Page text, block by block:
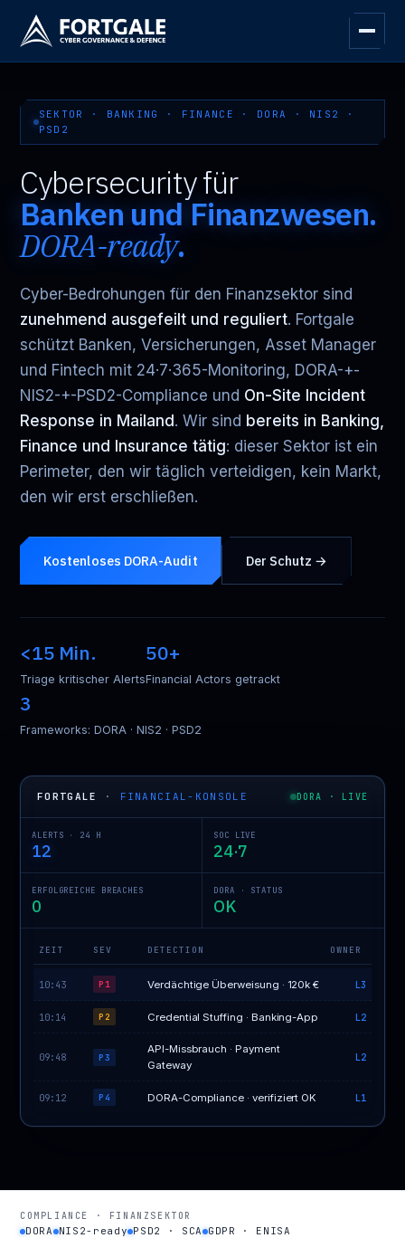
SEKTOR · BANKING · FINANCE · DORA · NIS2 ·
PSD2
Cybersecurity für
Banken und Finanzwesen.
DORA-ready.
Cyber-Bedrohungen für den Finanzsektor sind
zunehmend ausgefeilt und reguliert. Fortgale
schützt Banken, Versicherungen, Asset Manager
und Fintech mit 24·7·365-Monitoring, DORA-+-
NIS2-+-PSD2-Compliance und On-Site Incident
Response in Mailand . Wir sind bereits in Banking,
Finance und Insurance tätig: dieser Sektor ist ein
Perimeter, den wir täglich verteidigen, kein Markt,
den wir erst erschließen.
Kostenloses DORA-Audit Der Schutz →
<15 Min.
Triage kritischer Alerts
50+
Financial Actors getrackt
3
Frameworks: DORA · NIS2 · PSD2
FORTGALE · FINANCIAL-KONSOLE DORA · LIVE
ALERTS · 24 H
12
SOC LIVE
24·7
ERFOLGREICHE BREACHES
0
DORA · STATUS
OK
ZEIT SEV DETECTION OWNER
10:43 P1 Verdächtige Überweisung · 120k € L3
10:14 P2 Credential Stuffing · Banking-App L2
09:48 P3
API-Missbrauch · Payment
Gateway
L2
09:12 P4 DORA-Compliance · verifiziert OK L1
COMPLIANCE · FINANZSEKTOR
DORA NIS2-ready PSD2 · SCA GDPR · ENISA